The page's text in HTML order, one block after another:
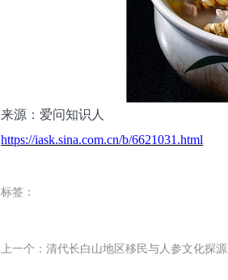
来源：爱问知识人
https://iask.sina.com.cn/b/6621031.html
标签：
上一个：清代长白山地区移民与人参文化探源